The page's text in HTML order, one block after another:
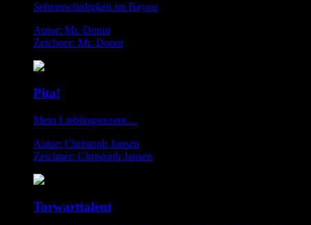
Sehenswürdigkeit im Bayou
Autor: Mr. Donut
Zeichner: Mr. Donut
Pita!
Mein Lieblingsrezept…
Autor: Christoph Jansen
Zeichner: Christoph Jansen
Torwarttalent